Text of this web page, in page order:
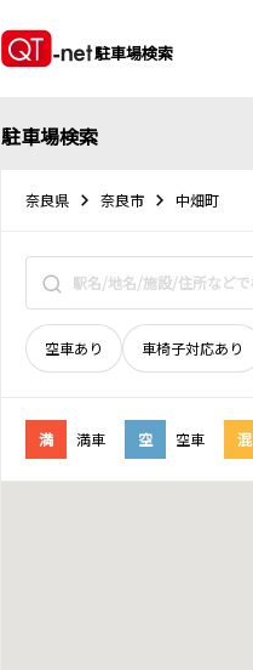
駐車場検索
駐車場検索
奈良県 奈良市 中畑町
空車あり 車椅子対応あり
満 満車 空 空車 混